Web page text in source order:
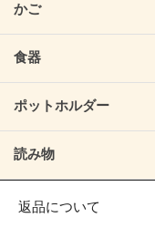
かご
食器
ポットホルダー
読み物
返品について